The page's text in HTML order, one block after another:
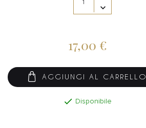
17,00 €
AGGIUNGI AL CARRELLO
 Disponibile